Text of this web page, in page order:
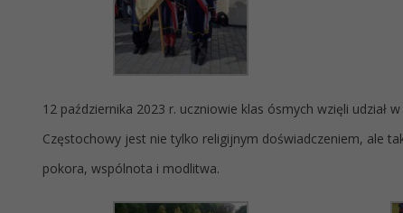
12 października 2023 r. uczniowie klas ósmych wzięli udział
Częstochowy jest nie tylko religijnym doświadczeniem, ale
pokora, wspólnota i modlitwa.